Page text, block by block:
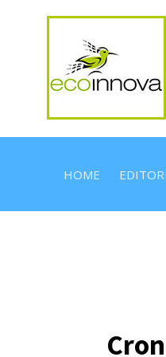
HOME